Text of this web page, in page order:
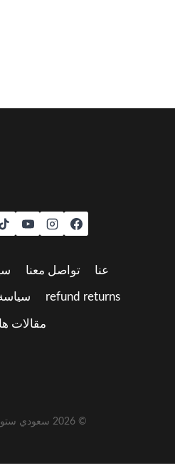
عنا تواصل معنا
refund returns
مقالات
© 2026 سعودي ستور saudi store